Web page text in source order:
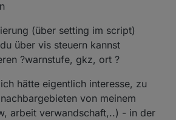
gkz.html
(über setting im script)
über vis steuern kannst
?warnstufe, gkz, ort ?
hätte eigentlich interesse, zu
von meinem
arbeit verwandschaft,..) - in der